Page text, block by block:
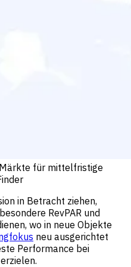
für mittelfristige
in Betracht ziehen,
RevPAR und
wo in neue Objekte
neu ausgerichtet
Performance bei